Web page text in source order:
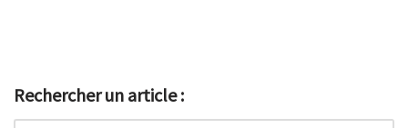
Rechercher un article :